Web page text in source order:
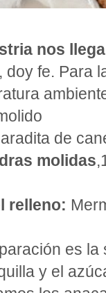
nos
doy fe. Para
de
molidas
relleno:
es la
y el